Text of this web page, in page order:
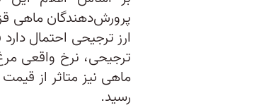
پرورش‌دهندگان ماهی
رسید.